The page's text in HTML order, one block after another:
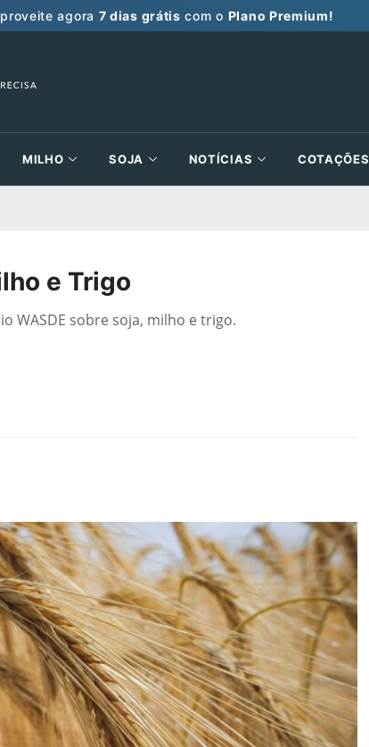
agora 7 dias grátis com o Plano Premium!
MILHO SOJA NOTÍCIAS COTAÇÕES
e Trigo
WASDE sobre soja, milho e trigo.